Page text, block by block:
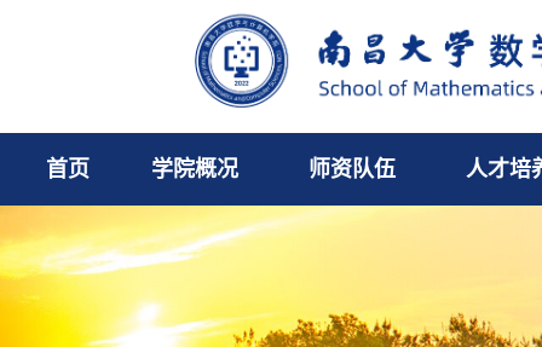
首页 学院概况 师资队伍 人才培